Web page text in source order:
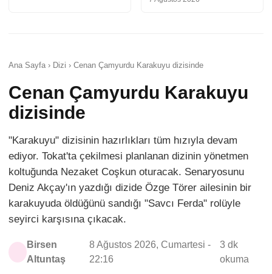
Ana Sayfa › Dizi › Cenan Çamyurdu Karakuyu dizisinde
Cenan Çamyurdu Karakuyu
dizisinde
"Karakuyu" dizisinin hazırlıkları tüm hızıyla devam
ediyor. Tokat'ta çekilmesi planlanan dizinin yönetmen
koltuğunda Nezaket Coşkun oturacak. Senaryosunu
Deniz Akçay'ın yazdığı dizide Özge Törer ailesinin bir
karakuyuda öldüğünü sandığı "Savcı Ferda" rolüyle
seyirci karşısına çıkacak.
Birsen
Altuntaş
8 Ağustos 2026, Cumartesi -
22:16
3 dk
okuma